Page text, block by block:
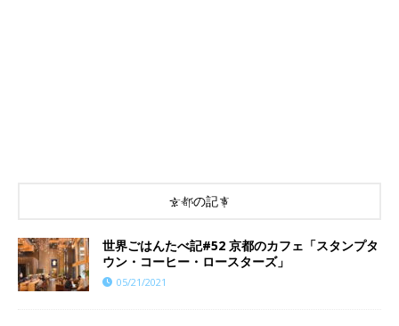
京都の記事
世界ごはんたべ記#52 京都のカフェ「スタンプタ
ウン・コーヒー・ロースターズ」
05/21/2021